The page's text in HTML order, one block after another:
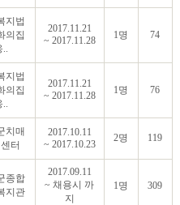
지법
의집
..
2017.11.21
~ 2017.11.28
1명 74
지법
의집
..
2017.11.21
~ 2017.11.28
1명 76
치매
터
2017.10.11
~ 2017.10.23
2명 119
종합
지관
2017.09.11
~ 채용시 까
지
1명 309